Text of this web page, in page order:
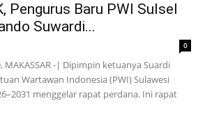
Pengurus Baru PWI Sulsel
Suwardi...
0
MAKASSAR -| Dipimpin ketuanya Suardi
Wartawan Indonesia (PWI) Sulawesi
menggelar rapat perdana. Ini rapat